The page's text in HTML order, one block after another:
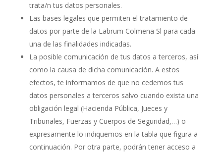
trata/n tus datos personales.
Las bases legales que permiten el tratamiento de
datos por parte de la Labrum Colmena Sl para cada
una de las finalidades indicadas.
La posible comunicación de tus datos a terceros, así
como la causa de dicha comunicación. A estos
efectos, te informamos de que no cedemos tus
datos personales a terceros salvo cuando exista una
obligación legal (Hacienda Pública, Jueces y
Tribunales, Fuerzas y Cuerpos de Seguridad,…) o
expresamente lo indiquemos en la tabla que figura a
continuación. Por otra parte, podrán tener acceso a